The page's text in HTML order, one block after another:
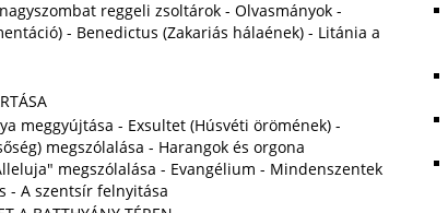
reggeli zsoltárok - Olvasmányok -
- Benedictus (Zakariás hálaének) - Litánia a
meggyújtása - Exsultet (Húsvéti örömének) -
megszólalása - Harangok és orgona
megszólalása - Evangélium - Mindenszentek
- A szentsír felnyitása